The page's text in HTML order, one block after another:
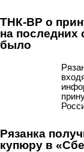
ТНК-BP о
на последних
было
Рязанка
купюру в